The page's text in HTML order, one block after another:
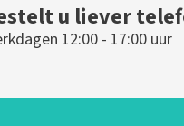
u liever
12:00 - 17:00 uur